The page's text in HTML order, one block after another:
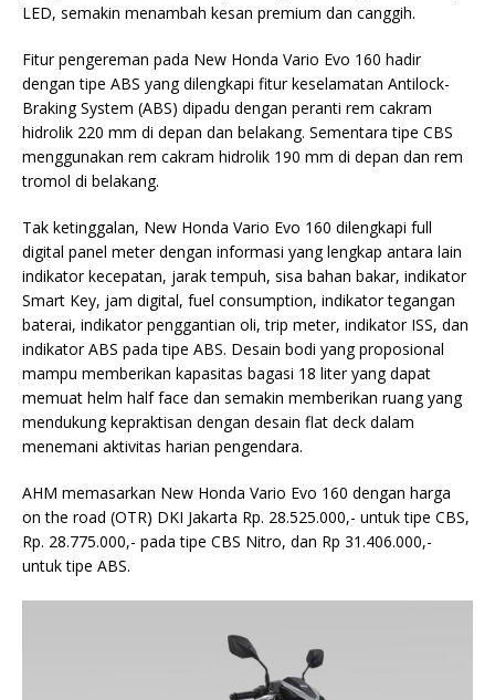
LED, semakin menambah kesan premium dan canggih.
Fitur pengereman pada New Honda Vario Evo 160 hadir
dengan tipe ABS yang dilengkapi fitur keselamatan Antilock-
Braking System (ABS) dipadu dengan peranti rem cakram
hidrolik 220 mm di depan dan belakang. Sementara tipe CBS
menggunakan rem cakram hidrolik 190 mm di depan dan rem
tromol di belakang.
Tak ketinggalan, New Honda Vario Evo 160 dilengkapi full
digital panel meter dengan informasi yang lengkap antara lain
indikator kecepatan, jarak tempuh, sisa bahan bakar, indikator
Smart Key, jam digital, fuel consumption, indikator tegangan
baterai, indikator penggantian oli, trip meter, indikator ISS, dan
indikator ABS pada tipe ABS. Desain bodi yang proposional
mampu memberikan kapasitas bagasi 18 liter yang dapat
memuat helm half face dan semakin memberikan ruang yang
mendukung kepraktisan dengan desain flat deck dalam
menemani aktivitas harian pengendara.
AHM memasarkan New Honda Vario Evo 160 dengan harga
on the road (OTR) DKI Jakarta Rp. 28.525.000,- untuk tipe CBS,
Rp. 28.775.000,- pada tipe CBS Nitro, dan Rp 31.406.000,-
untuk tipe ABS.